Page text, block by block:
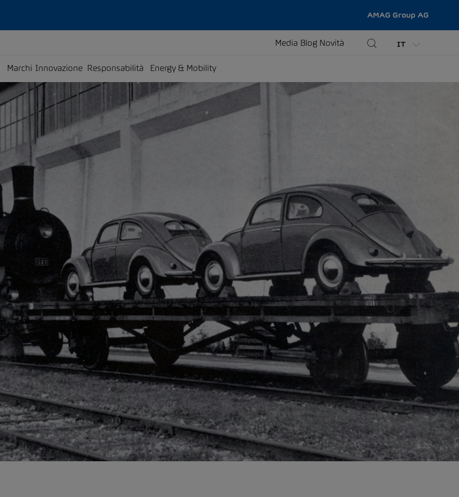
AMAG Group AG
Media Blog Novità IT
Marchi Innovazione Responsabilità Energy & Mobility